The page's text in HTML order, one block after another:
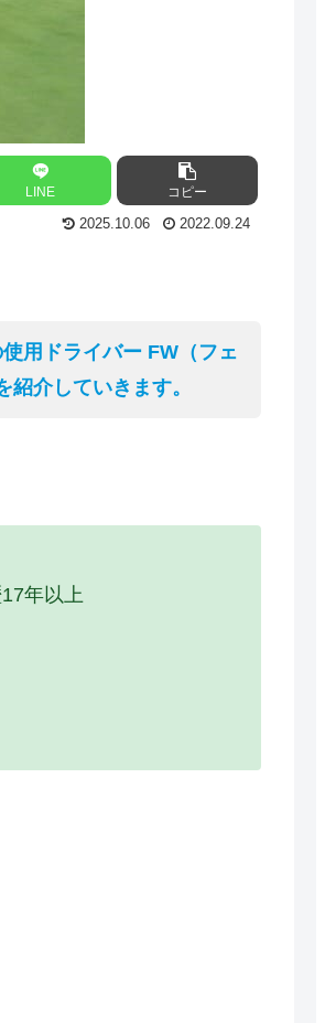
LINE コピー
2025.10.06 2022.09.24
用ドライバー FW（フェ
介していきます。
年以上